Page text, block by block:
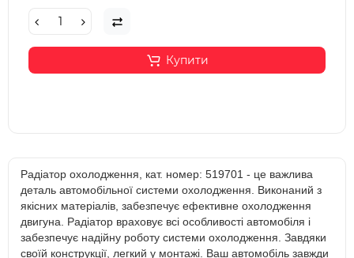
Купити
Радіатор охолодження, кат. номер: 519701 - це важлива
деталь автомобільної системи охолодження. Виконаний з
якісних матеріалів, забезпечує ефективне охолодження
двигуна. Радіатор враховує всі особливості автомобіля і
забезпечує надійну роботу системи охолодження. Завдяки
своїй конструкції, легкий у монтажі. Ваш автомобіль завжди